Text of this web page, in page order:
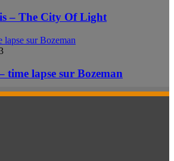
– The City Of Light
lapse sur Bozeman
time lapse sur Bozeman